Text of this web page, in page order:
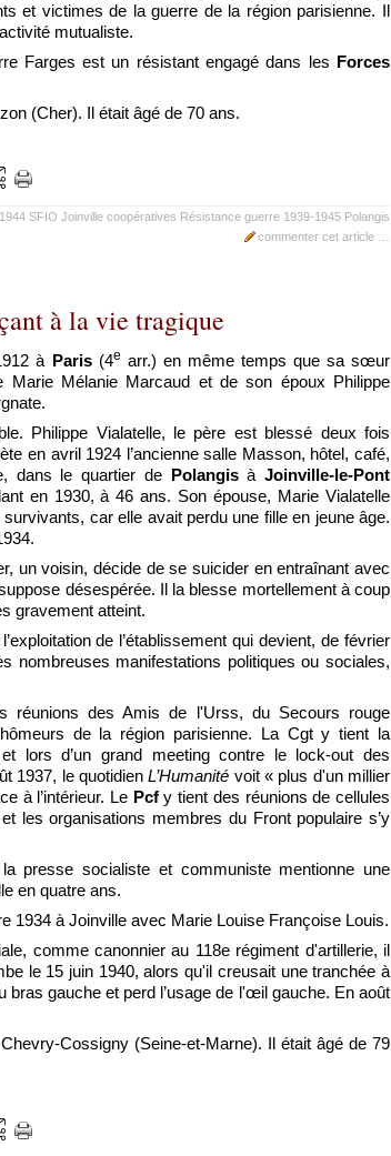
et victimes de la guerre de la région parisienne. Il
mutualiste.
Farges est un résistant engagé dans les
Forces
(Cher). Il était âgé de 70 ans.
SFIO Joinville coopératives Résistance guerre 1939-1945 Polangis
commenter cet article
à la vie tragique
à Paris (4e arr.) en même temps que sa sœur
Mélanie Marcaud et de son époux Philippe
Philippe Vialatelle, le père est blessé deux fois
en avril 1924 l’ancienne salle Masson, hôtel, café,
dans le quartier de
Polangisà Joinville-le-Pont
en 1930, à 46 ans. Son épouse, Marie Vialatelle
car elle avait perdu une fille en jeune âge.
un voisin, décide de se suicider en entraînant avec
désespérée. Il la blesse mortellement à coup
gravement atteint.
de l’établissement qui devient, de février
nombreuses manifestations politiques ou sociales,
réunions des Amis de l'Urss, du Secours rouge
de la région parisienne. La Cgt y tient la
lors d’un grand meeting contre le lock-out des
1937, le quotidienL’Humanité voit « plus d'un millier
à l’intérieur. Le Pcfy tient des réunions de cellules
et les organisations membres du Front populaire s’y
presse socialiste et communiste mentionne une
en quatre ans.
1934 à Joinville avec Marie Louise Françoise Louis.
comme canonnier au 118e régiment d'artillerie, il
le 15 juin 1940, alors qu'il creusait une tranchée à
gauche et perd l’usage de l'œil gauche. En août
Cossigny (Seine-et-Marne). Il était âgé de 79